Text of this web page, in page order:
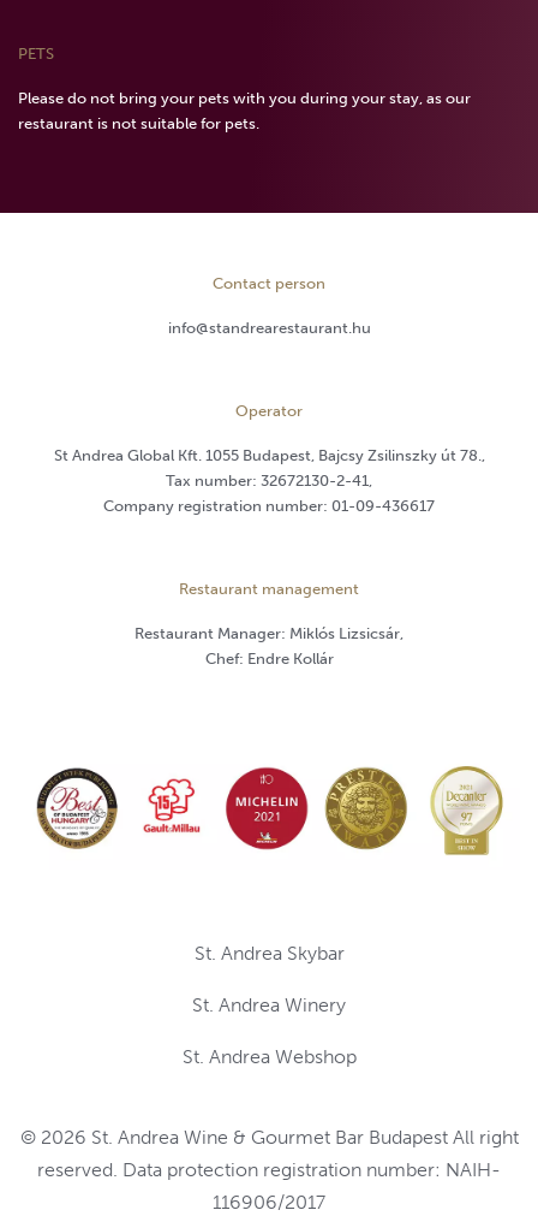
PETS
Please do not bring your pets with you during your stay, as our
restaurant is not suitable for pets.
Contact person
info@standrearestaurant.hu
Operator
St Andrea Global Kft. 1055 Budapest, Bajcsy Zsilinszky út 78.,
Tax number: 32672130-2-41,
Company registration number: 01-09-436617
Restaurant management
Restaurant Manager: Miklós Lizsicsár,
Chef: Endre Kollár
St. Andrea Skybar
St. Andrea Winery
St. Andrea Webshop
© 2026 St. Andrea Wine & Gourmet Bar Budapest All right
reserved. Data protection registration number: NAIH-
116906/2017